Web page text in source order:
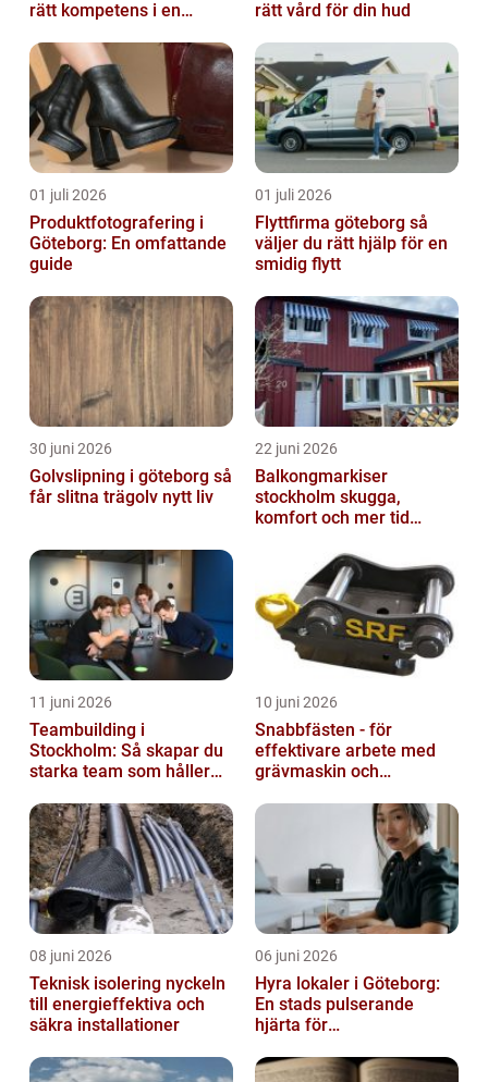
rätt kompetens i en
rätt vård för din hud
01 juli 2026
Produktfotografering i
Göteborg: En omfattande
guide
01 juli 2026
Flyttfirma göteborg så
väljer du rätt hjälp för en
smidig flytt
30 juni 2026
Golvslipning i göteborg så
får slitna trägolv nytt liv
22 juni 2026
Balkongmarkiser
stockholm skugga,
komfort och mer tid
11 juni 2026
Teambuilding i
Stockholm: Så skapar du
starka team som håller
10 juni 2026
Snabbfästen - för
effektivare arbete med
grävmaskin och
08 juni 2026
Teknisk isolering nyckeln
till energieffektiva och
säkra installationer
06 juni 2026
Hyra lokaler i Göteborg:
En stads pulserande
hjärta för